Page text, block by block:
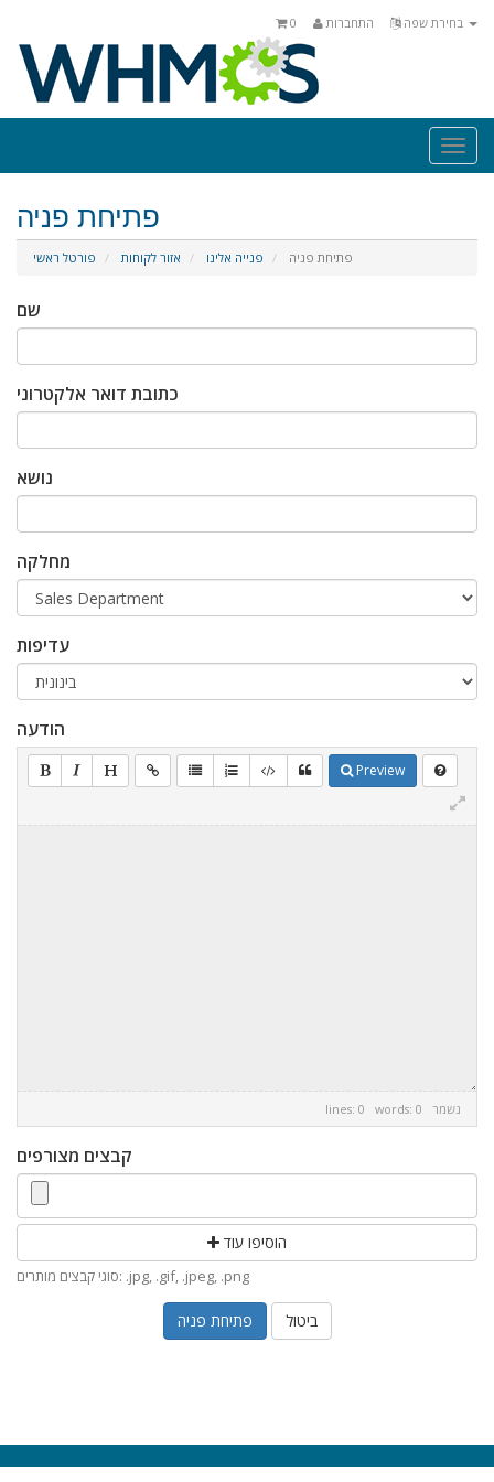
התחברות 0
פתיחת פניה
פורטל ראשי אזור לקוחות פנייה אלינו פתיחת פניה
שם
כתובת דואר אלקטרוני
נושא
מחלקה
עדיפות
הודעה
Preview
lines: 0 words: 0 נשמר
קבצים מצורפים
הוסיפו עוד
סוגי קבצים מותרים: .jpg, .gif, .jpeg, .png
ביטול